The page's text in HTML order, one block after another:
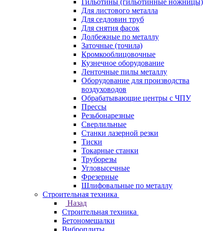
Гильотины (гильотинные ножницы)
Для листового металла
Для седловин труб
Для снятия фасок
Долбежные по металлу
Заточные (точила)
Кромкооблицовочные
Кузнечное оборудование
Ленточные пилы металлу
Оборудование для производства
воздуховодов
Обрабатывающие центры с ЧПУ
Прессы
Резьбонарезные
Сверлильные
Станки лазерной резки
Тиски
Токарные станки
Труборезы
Угловысечные
Фрезерные
Шлифовальные по металлу
Строительная техника
Назад
Строительная техника
Бетономешалки
Виброплиты